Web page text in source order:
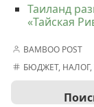
Таиланд
«Тайская
BAMBOO POST
БЮДЖЕТ, НАЛОГ,